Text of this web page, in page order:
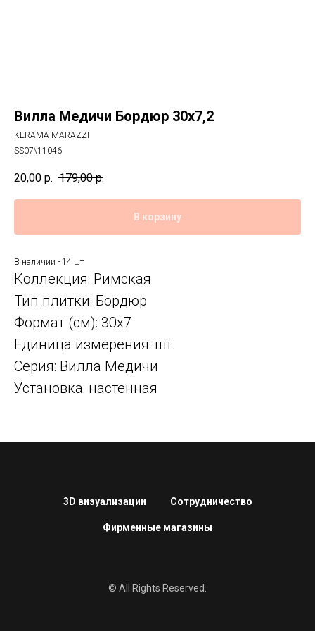
Вилла Медичи Бордюр 30x7,2
KERAMA MARAZZI
SS07\11046
20,00 р. 179,00 р.
В корзину
В наличии - 14 шт
Коллекция: Римская
Тип плитки: Бордюр
Формат (см): 30x7
Единица измерения: шт.
Серия: Вилла Медичи
Установка: настенная
3D визуализации Сотрудничество
Фирменные магазины
© All Rights Reserved.